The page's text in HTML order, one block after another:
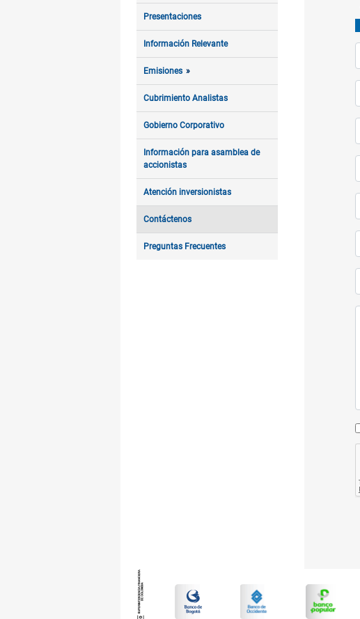
Presentaciones
Información Relevante
Emisiones
Cubrimiento Analistas
Gobierno Corporativo
Información para asamblea de
accionistas
Atención inversionistas
Contáctenos
Preguntas Frecuentes